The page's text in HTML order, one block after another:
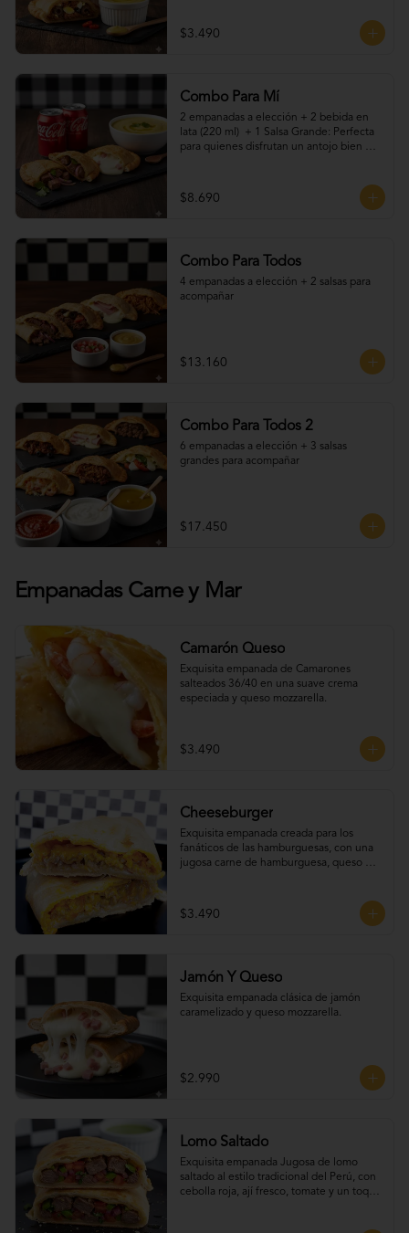
de nuestras salsas caseras. Ideal para una
pausa rápida o un snack lleno de sabor.
$3.490
Combo Para Mí
2 empanadas a elección + 2 bebida en
lata (220 ml)  + 1 Salsa Grande: Perfecta
para quienes disfrutan un antojo bien
nuestras salsas caseras que le dan el
toque final. Ideal para una pausa rica,
$8.690
Combo Para Todos
4 empanadas a elección + 2 salsas para
acompañar
$13.160
Combo Para Todos 2
6 empanadas a elección + 3 salsas
grandes para acompañar
$17.450
Empanadas Carne y Mar
Camarón Queso
Exquisita empanada de Camarones
salteados 36/40 en una suave crema
especiada y queso mozzarella.
$3.490
Cheeseburger
Exquisita empanada creada para los
fanáticos de las hamburguesas, con una
jugosa carne de hamburguesa, queso
$3.490
Jamón Y Queso
Exquisita empanada clásica de jamón
caramelizado y queso mozzarella.
$2.990
Lomo Saltado
Exquisita empanada Jugosa de lomo
saltado al estilo tradicional del Perú, con
cebolla roja, ají fresco, tomate y un toque